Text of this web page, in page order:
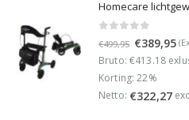
out of 5
€499,95
prijs
was:
€499,95.
€389,95
Bruto: €413.18
Korting: 22%
Netto: €322,27